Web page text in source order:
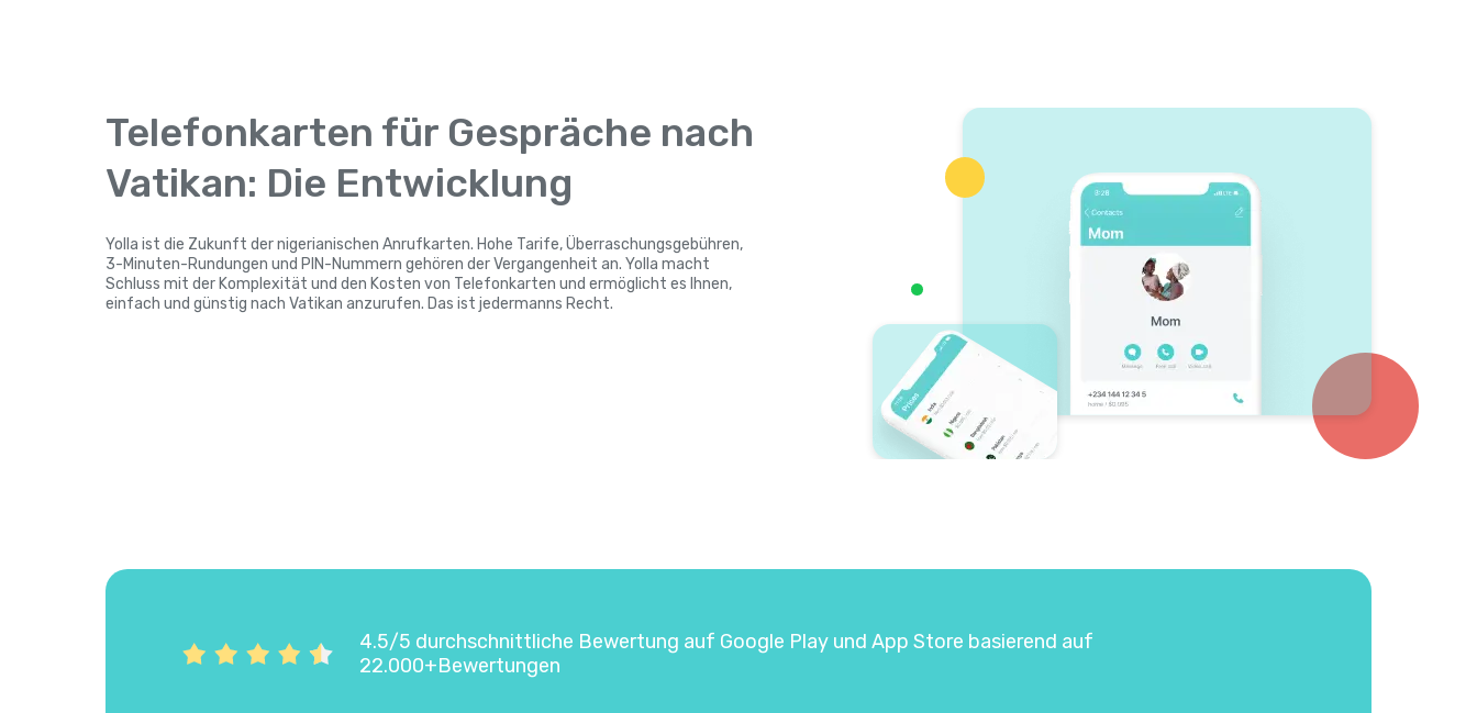
Telefonkarten für Gespräche nach
Vatikan: Die Entwicklung
Yolla ist die Zukunft der nigerianischen Anrufkarten. Hohe Tarife, Überraschungsgebühren,
3-Minuten-Rundungen und PIN-Nummern gehören der Vergangenheit an. Yolla macht
Schluss mit der Komplexität und den Kosten von Telefonkarten und ermöglicht es Ihnen,
einfach und günstig nach Vatikan anzurufen. Das ist jedermanns Recht.
4.5/5 durchschnittliche Bewertung auf Google Play und App Store basierend auf
22.000+Bewertungen